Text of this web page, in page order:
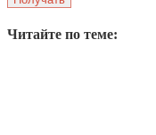
Читайте по теме: